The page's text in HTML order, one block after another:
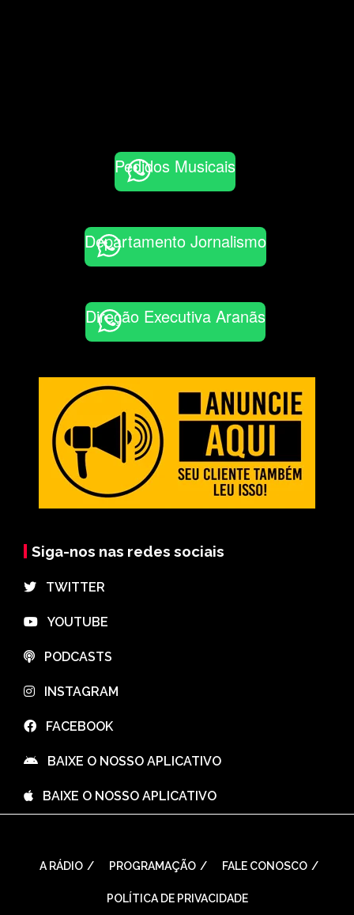
Pedidos Musicais
Departamento Jornalismo
Direção Executiva Aranãs
Siga-nos nas redes sociais
⠀TWITTER
⠀YOUTUBE
⠀PODCASTS
⠀INSTAGRAM
⠀FACEBOOK
⠀BAIXE O NOSSO APLICATIVO
⠀BAIXE O NOSSO APLICATIVO
A RÁDIO PROGRAMAÇÃO FALE CONOSCO
POLÍTICA DE PRIVACIDADE